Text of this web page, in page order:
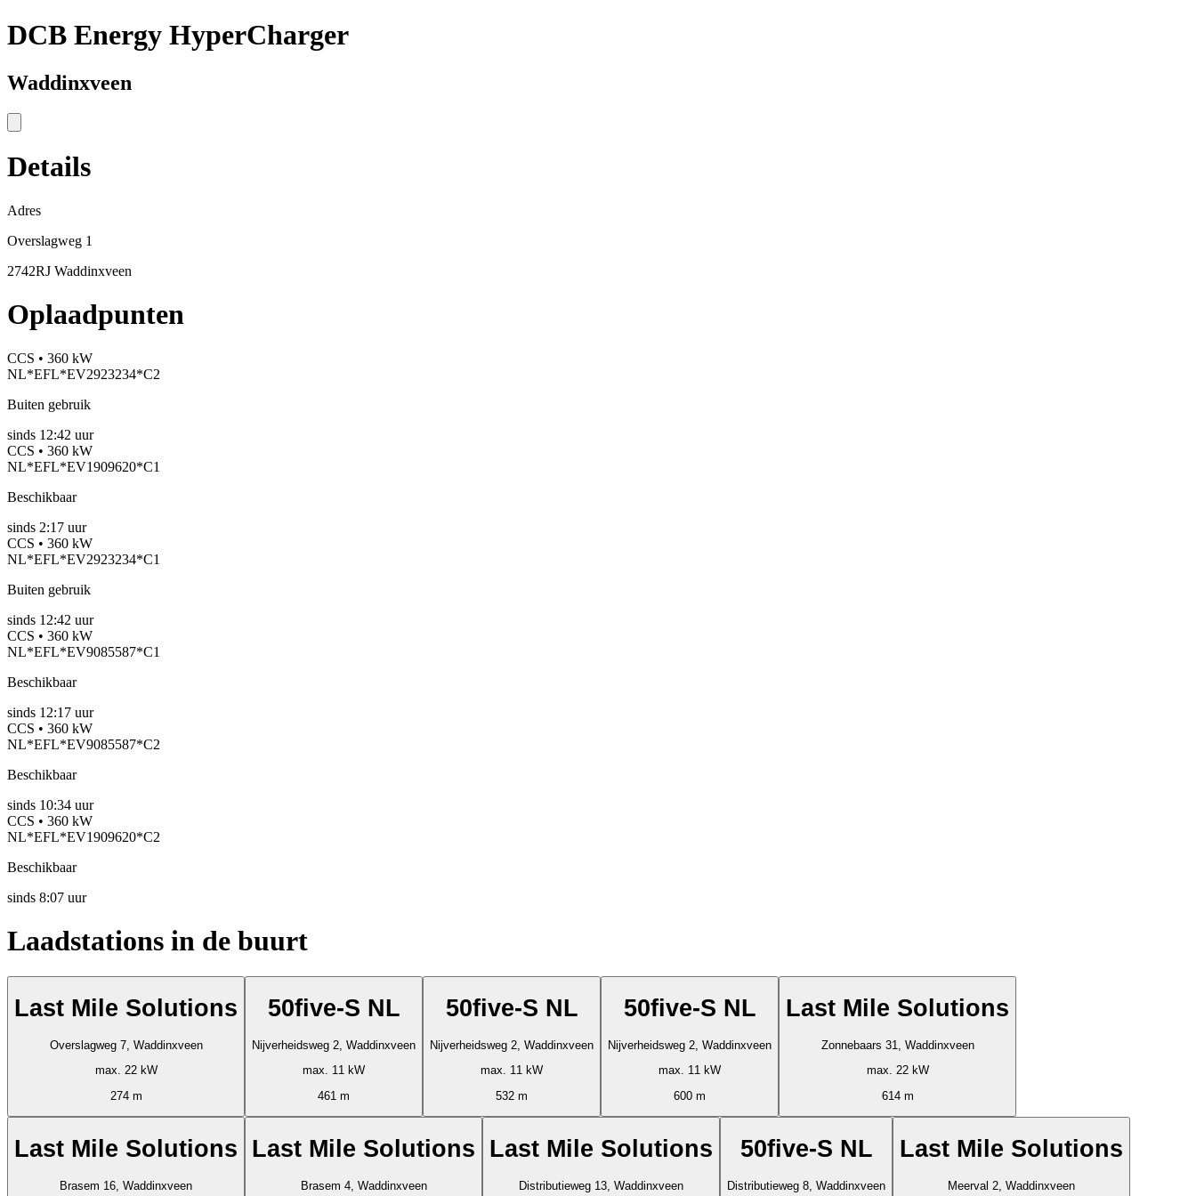
DCB Energy HyperCharger
Waddinxveen
Details
Adres
Overslagweg 1
2742RJ Waddinxveen
Oplaadpunten
CCS • 360 kW
NL*EFL*EV2923234*C2
Buiten gebruik
sinds 12:42 uur
CCS • 360 kW
NL*EFL*EV1909620*C1
Beschikbaar
sinds 2:17 uur
CCS • 360 kW
NL*EFL*EV2923234*C1
Buiten gebruik
sinds 12:42 uur
CCS • 360 kW
NL*EFL*EV9085587*C1
Beschikbaar
sinds 12:17 uur
CCS • 360 kW
NL*EFL*EV9085587*C2
Beschikbaar
sinds 10:34 uur
CCS • 360 kW
NL*EFL*EV1909620*C2
Beschikbaar
sinds 8:07 uur
Laadstations in de buurt
Last Mile Solutions
Overslagweg 7, Waddinxveen
max. 22 kW
274 m
50five-S NL
Nijverheidsweg 2, Waddinxveen
max. 11 kW
461 m
50five-S NL
Nijverheidsweg 2, Waddinxveen
max. 11 kW
532 m
50five-S NL
Nijverheidsweg 2, Waddinxveen
max. 11 kW
600 m
Last Mile Solutions
Zonnebaars 31, Waddinxveen
max. 22 kW
614 m
Last Mile Solutions
Brasem 16, Waddinxveen
Last Mile Solutions
Brasem 4, Waddinxveen
Last Mile Solutions
Distributieweg 13, Waddinxveen
50five-S NL
Distributieweg 8, Waddinxveen
Last Mile Solutions
Meerval 2, Waddinxveen